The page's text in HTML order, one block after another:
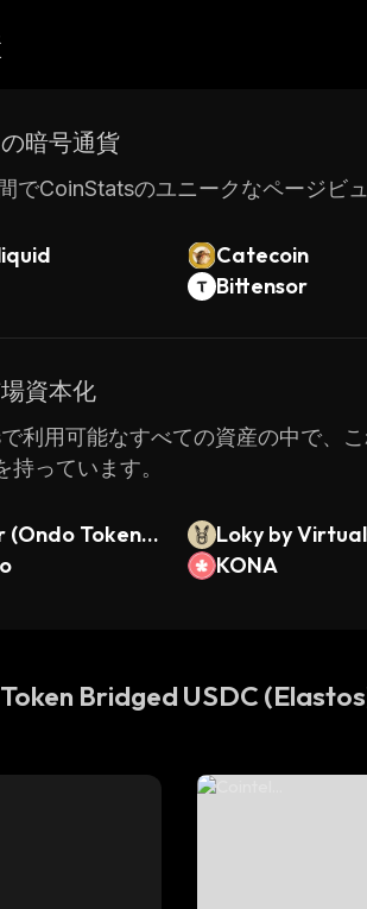
暗号通貨
でCoinStatsのユニークなページビ
Catecoin
Bittensor
資本化
利用可能なすべての資産の中で、
持っています。
(Ondo Tokeniz
Loky by
KONA
Bridged USDC